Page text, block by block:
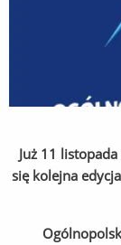
Już 11
się kolejna